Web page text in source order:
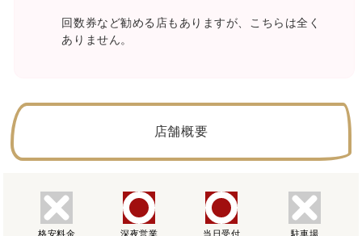
回数券など勧める店もありますが、こちらは全く
ありません。
店舗概要
格安料金 深夜営業 当日受付 駐車場